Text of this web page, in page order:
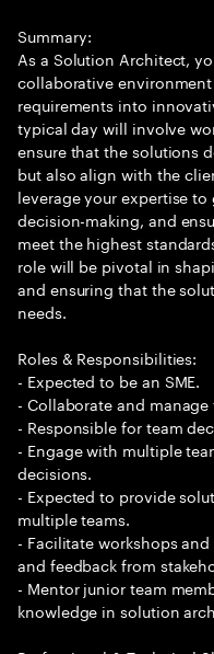
Summary:
As a Solution Architect,
collaborative
requirements into
typical day will involve
ensure that the solutions
but also align with the
leverage your expertise
decision-making, and
meet the highest
role will be pivotal in
and ensuring that the
needs.
Roles & Responsibilities:
- Expected to be an SME.
- Collaborate and
- Responsible for team
- Engage with multiple
decisions.
- Expected to provide
multiple teams.
- Facilitate workshops
and feedback from
- Mentor junior team
knowledge in solution